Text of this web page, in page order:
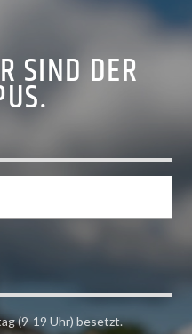
SIND DER
(9-19 Uhr) besetzt.